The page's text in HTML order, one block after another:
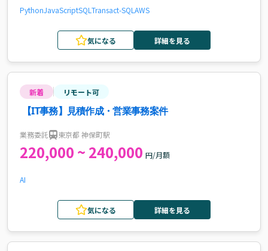
PythonJavaScriptSQL Transact-SQL AWS
気になる 詳細を見る
新着 リモート可
【IT事務】見積作成・営業事務案件
業務委託 東京都 神保町駅
220,000 ~ 240,000 円/月額
AI
気になる 詳細を見る